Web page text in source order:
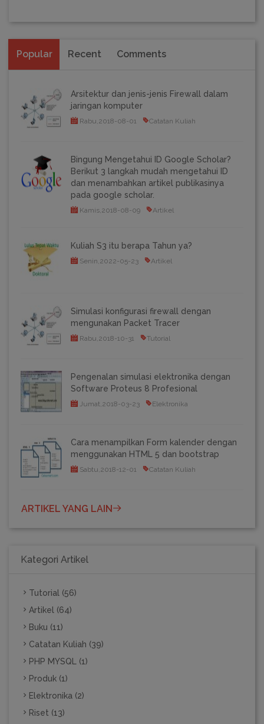
Popular Recent Comments
Arsitektur dan jenis-jenis Firewall dalam
jaringan komputer
Rabu,2018-08-01 Catatan Kuliah
Bingung Mengetahui ID Google Scholar?
Berikut 3 langkah mudah mengetahui ID
dan menambahkan artikel publikasinya
pada google scholar.
Kamis,2018-08-09 Artikel
Kuliah S3 itu berapa Tahun ya?
Senin,2022-05-23 Artikel
Simulasi konfigurasi firewall dengan
mengunakan Packet Tracer
Rabu,2018-10-31 Tutorial
Pengenalan simulasi elektronika dengan
Software Proteus 8 Profesional
Jumat,2018-03-23 Elektronika
Cara menampilkan Form kalender dengan
menggunakan HTML 5 dan bootstrap
Sabtu,2018-12-01 Catatan Kuliah
ARTIKEL YANG LAIN
Kategori Artikel
Tutorial (56)
Artikel (64)
Buku (11)
Catatan Kuliah (39)
PHP MYSQL (1)
Produk (1)
Elektronika (2)
Riset (13)